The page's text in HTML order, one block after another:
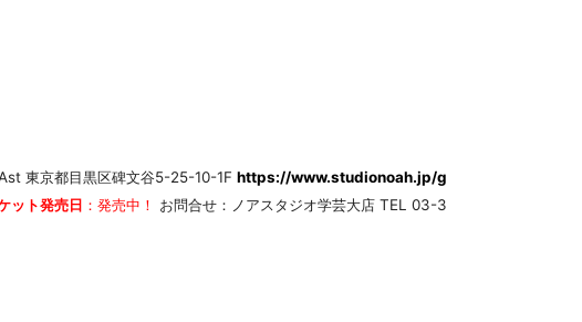
東京都目黒区碑文谷5-25-10-1F https://www.studionoah.jp/g
ット発売日 ：発売中！
お問合せ：ノアスタジオ学芸大店 TEL 03-3